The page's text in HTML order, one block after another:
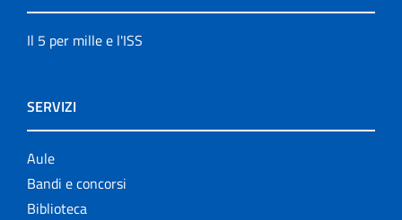
Il 5 per mille e l'ISS
SERVIZI
Aule
Bandi e concorsi
Biblioteca